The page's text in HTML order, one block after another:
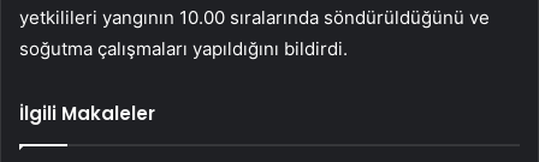
yetkilileri yangının 10.00 sıralarında söndürüldüğünü ve
soğutma çalışmaları yapıldığını bildirdi.
İlgili Makaleler